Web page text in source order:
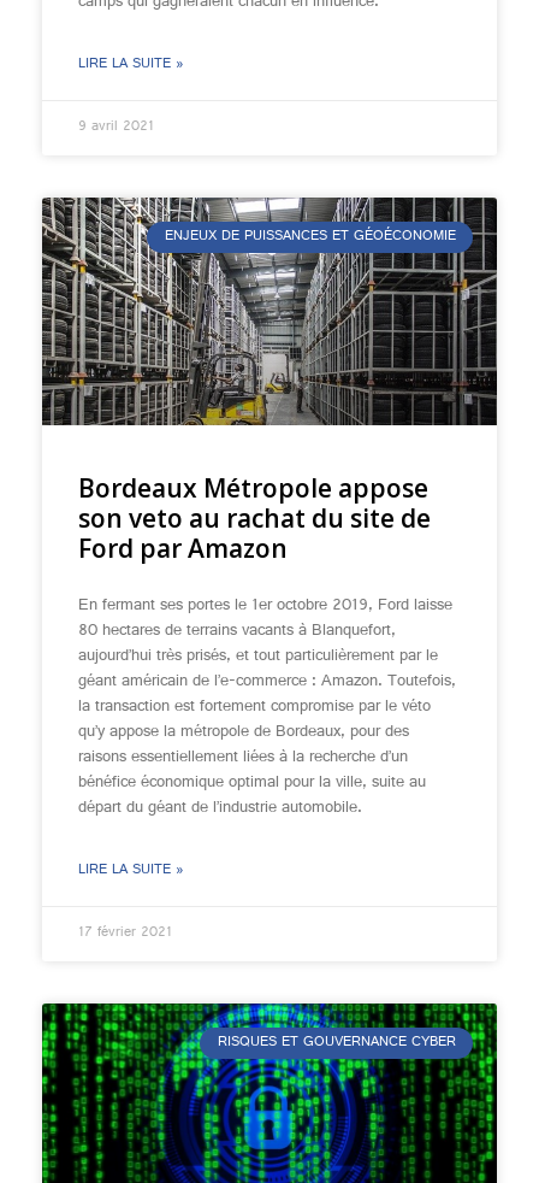
LIRE LA SUITE »
9 avril 2021
ENJEUX DE PUISSANCES ET GÉOÉCONOMIE
Bordeaux Métropole appose
son veto au rachat du site de
Ford par Amazon
En fermant ses portes le 1er octobre 2019, Ford laisse
80 hectares de terrains vacants à Blanquefort,
aujourd’hui très prisés, et tout particulièrement par le
géant américain de l’e-commerce : Amazon. Toutefois,
la transaction est fortement compromise par le véto
qu’y appose la métropole de Bordeaux, pour des
raisons essentiellement liées à la recherche d’un
bénéfice économique optimal pour la ville, suite au
départ du géant de l’industrie automobile.
LIRE LA SUITE »
17 février 2021
RISQUES ET GOUVERNANCE CYBER